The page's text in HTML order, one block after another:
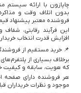
چاپازون با ارائه سیستم
بدون اتلاف وقت و
فروشنده معتبر پیشنهاد
این فرآیند رقابتی،
افزایش قدرت انتخاب
📌 خرید مستقیم از
برخلاف بسیاری از
که هویت، سابقه و کیفیت
هر فروشنده دارای صفحه
موجود و نظرات خریداران